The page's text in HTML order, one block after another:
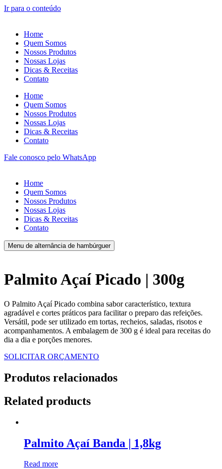
Ir para o conteúdo
Home
Quem Somos
Nossos Produtos
Nossas Lojas
Dicas & Receitas
Contato
Home
Quem Somos
Nossos Produtos
Nossas Lojas
Dicas & Receitas
Contato
Fale conosco pelo WhatsApp
Home
Quem Somos
Nossos Produtos
Nossas Lojas
Dicas & Receitas
Contato
Menu de alternância de hambúrguer
Palmito Açaí Picado | 300g
O Palmito Açaí Picado combina sabor característico, textura
agradável e cortes práticos para facilitar o preparo das refeições.
Versátil, pode ser utilizado em tortas, recheios, saladas, risotos e
acompanhamentos. A embalagem de 300 g é ideal para receitas do
dia a dia e porções menores.
SOLICITAR ORÇAMENTO
Produtos relacionados
Related products
Palmito Açaí Banda | 1,8kg
Read more